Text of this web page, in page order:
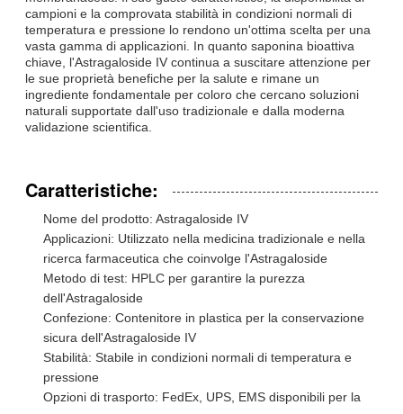
campioni e la comprovata stabilità in condizioni normali di
temperatura e pressione lo rendono un'ottima scelta per una
vasta gamma di applicazioni. In quanto saponina bioattiva
chiave, l'Astragaloside IV continua a suscitare attenzione per
le sue proprietà benefiche per la salute e rimane un
ingrediente fondamentale per coloro che cercano soluzioni
naturali supportate dall'uso tradizionale e dalla moderna
validazione scientifica.
Caratteristiche:
Nome del prodotto: Astragaloside IV
Applicazioni: Utilizzato nella medicina tradizionale e nella
ricerca farmaceutica che coinvolge l'Astragaloside
Metodo di test: HPLC per garantire la purezza
dell'Astragaloside
Confezione: Contenitore in plastica per la conservazione
sicura dell'Astragaloside IV
Stabilità: Stabile in condizioni normali di temperatura e
pressione
Opzioni di trasporto: FedEx, UPS, EMS disponibili per la